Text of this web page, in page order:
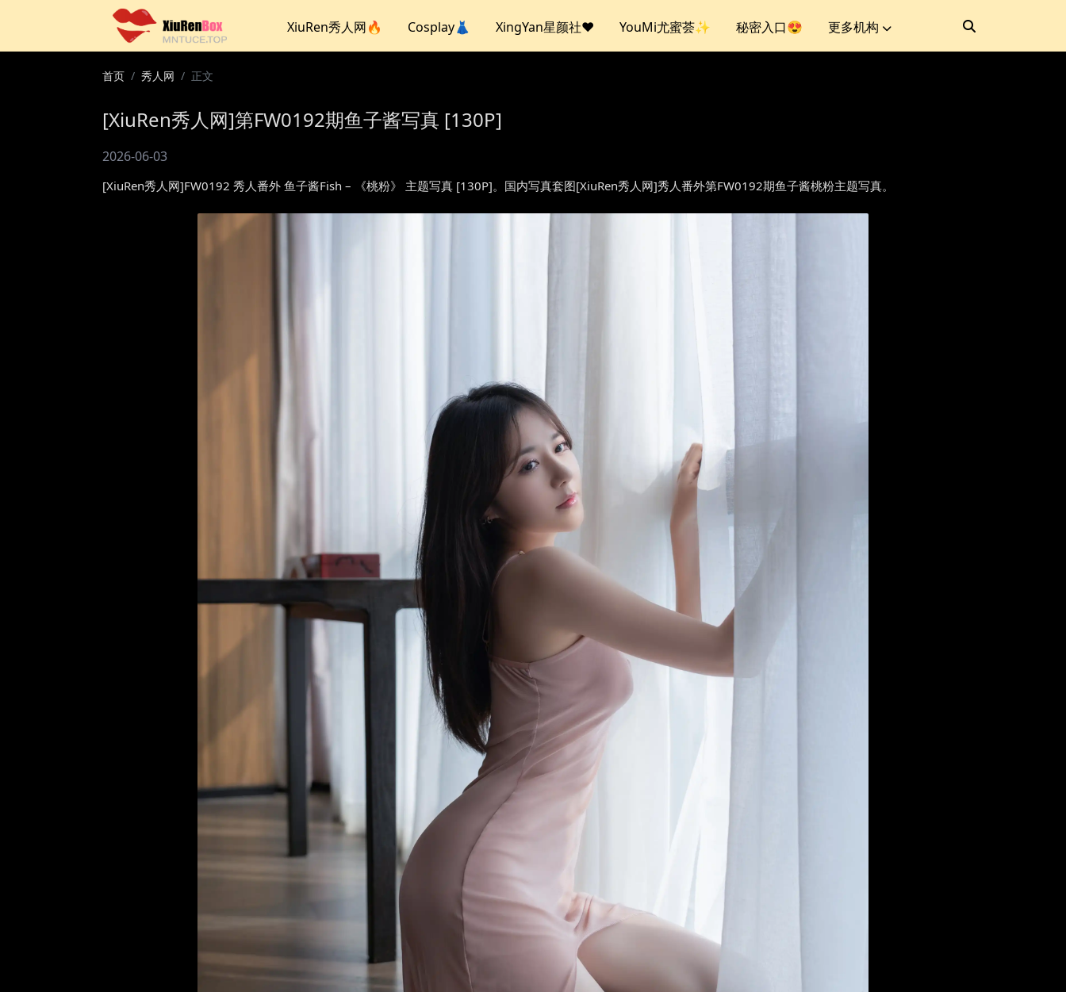
XiuRen秀人网🔥 Cosplay👗 XingYan星颜社❤️ YouMi尤蜜荟✨ 秘密入口😍 更多机构
首页 秀人网 正文
[XiuRen秀人网]第FW0192期鱼子酱写真 [130P]
2026-06-03
[XiuRen秀人网]FW0192 秀人番外 鱼子酱Fish – 《桃粉》 主题写真 [130P]。国内写真套图[XiuRen秀人网]秀人番外第FW0192期鱼子酱桃粉主题写真。